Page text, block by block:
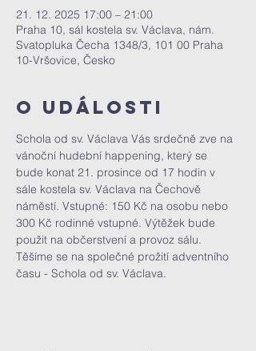
21. 12. 2025 17:00 – 21:00
Praha 10, sál kostela sv. Václava, nám.
Svatopluka Čecha 1348/3, 101 00 Praha
10-Vršovice, Česko
O události
Schola od sv. Václava Vás srdečně zve na
vánoční hudební happening, který se
bude konat 21. prosince od 17 hodin v
sále kostela sv. Václava na Čechově
náměstí. Vstupné: 150 Kč na osobu nebo
300 Kč rodinné vstupné. Výtěžek bude
použit na občerstvení a provoz sálu.
Těšíme se na společné prožití adventního
času - Schola od sv. Václava.